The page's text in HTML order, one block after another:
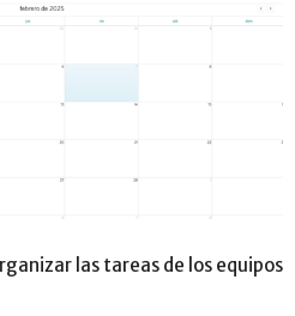
las tareas de los equipos